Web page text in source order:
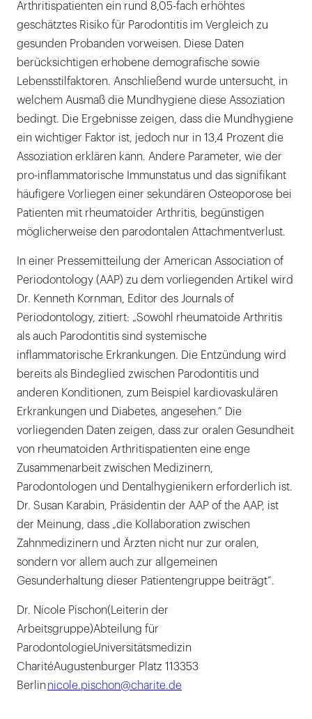
Arthritispatienten ein rund 8,05-fach erhöhtes
geschätztes Risiko für Parodontitis im Vergleich zu
gesunden Probanden vorweisen. Diese Daten
berücksichtigen erhobene demografische sowie
Lebensstilfaktoren. Anschließend wurde untersucht, in
welchem Ausmaß die Mundhygiene diese Assoziation
bedingt. Die Ergebnisse zeigen, dass die Mundhygiene
ein wichtiger Faktor ist, jedoch nur in 13,4 Prozent die
Assoziation erklären kann. Andere Parameter, wie der
pro-inflammatorische Immunstatus und das signifikant
häufigere Vorliegen einer sekundären Osteoporose bei
Patienten mit rheumatoider Arthritis, begünstigen
möglicherweise den parodontalen Attachmentverlust.
In einer Pressemitteilung der American Association of
Periodontology (AAP) zu dem vorliegenden Artikel wird
Dr. Kenneth Kornman, Editor des Journals of
Periodontology, zitiert: „Sowohl rheumatoide Arthritis
als auch Parodontitis sind systemische
inflammatorische Erkrankungen. Die Entzündung wird
bereits als Bindeglied zwischen Parodontitis und
anderen Konditionen, zum Beispiel kardiovaskulären
Erkrankungen und Diabetes, angesehen.“ Die
vorliegenden Daten zeigen, dass zur oralen Gesundheit
von rheumatoiden Arthritispatienten eine enge
Zusammenarbeit zwischen Medizinern,
Parodontologen und Dentalhygienikern erforderlich ist.
Dr. Susan Karabin, Präsidentin der AAP of the AAP, ist
der Meinung, dass „die Kollaboration zwischen
Zahnmedizinern und Ärzten nicht nur zur oralen,
sondern vor allem auch zur allgemeinen
Gesunderhaltung dieser Patientengruppe beiträgt“.
Dr. Nicole Pischon(Leiterin der
Arbeitsgruppe)Abteilung für
ParodontologieUniversitätsmedizin
CharitéAugustenburger Platz 113353
Berlin nicole.pischon@charite.de